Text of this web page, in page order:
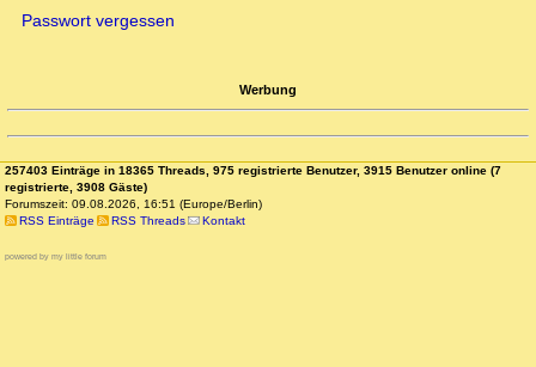
Passwort vergessen
Werbung
257403 Einträge in 18365 Threads, 975 registrierte Benutzer, 3915 Benutzer online (7
registrierte, 3908 Gäste)
Forumszeit: 09.08.2026, 16:51 (Europe/Berlin)
RSS Einträge
RSS Threads Kontakt
powered by my little forum